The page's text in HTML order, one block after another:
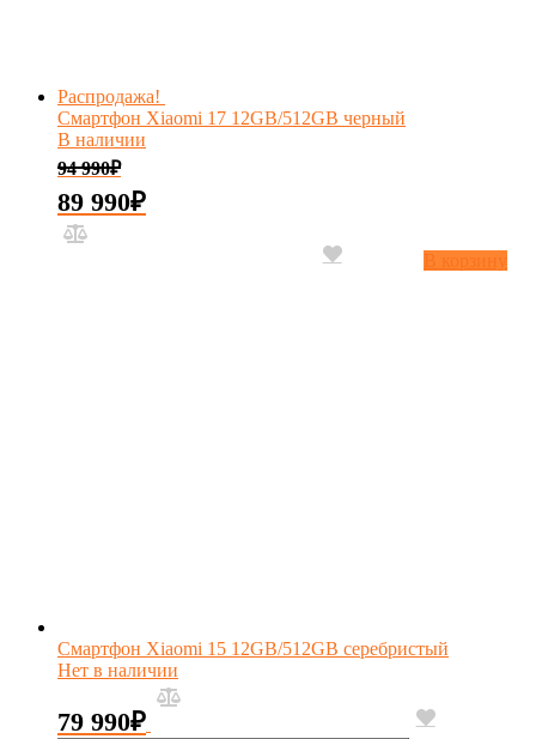
Распродажа!
Смартфон Xiaomi 17 12GB/512GB черный
В наличии
94 990₽
89 990₽
Смартфон Xiaomi 15 12GB/512GB серебристый
Нет в наличии
79 990₽